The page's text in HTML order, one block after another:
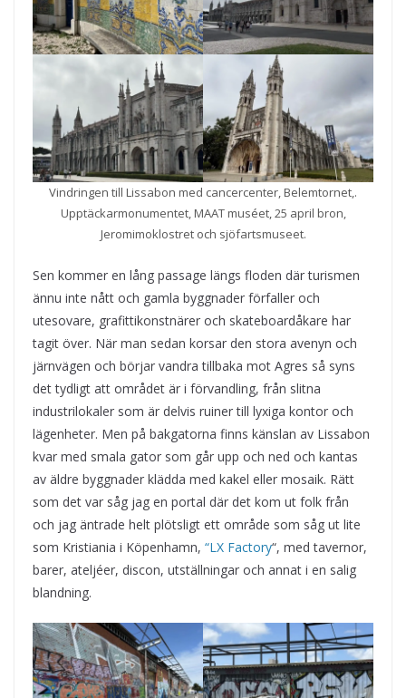
Vindringen till Lissabon med cancercenter, Belemtornet,.
Upptäckarmonumentet, MAAT muséet, 25 april bron,
Jeromimoklostret och sjöfartsmuseet.
Sen kommer en lång passage längs floden där turismen
ännu inte nått och gamla byggnader förfaller och
utesovare, grafittikonstnärer och skateboardåkare har
tagit över. När man sedan korsar den stora avenyn och
järnvägen och börjar vandra tillbaka mot Agres så syns
det tydligt att området är i förvandling, från slitna
industrilokaler som är delvis ruiner till lyxiga kontor och
lägenheter. Men på bakgatorna finns känslan av Lissabon
kvar med smala gator som går upp och ned och kantas
av äldre byggnader klädda med kakel eller mosaik. Rätt
som det var såg jag en portal där det kom ut folk från
och jag äntrade helt plötsligt ett område som såg ut lite
som Kristiania i Köpenhamn, “LX Factory“, med tavernor,
barer, ateljéer, discon, utställningar och annat i en salig
blandning.